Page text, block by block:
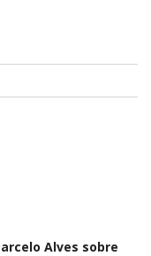
Alves sobre